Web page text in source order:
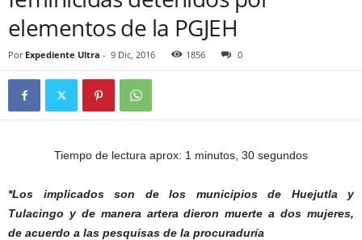
elementos de la PGJEH
Por Expediente Ultra - 9 Dic, 2016 1856 0
Tiempo de lectura aprox: 1 minutos, 30 segundos
*Los implicados son de los municipios de Huejutla y
Tulacingo y de manera artera dieron muerte a dos mujeres,
de acuerdo a las pesquisas de la procuraduría